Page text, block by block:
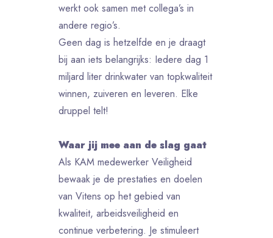
werkt ook samen met collega’s in
andere regio’s.
Geen dag is hetzelfde en je draagt
bij aan iets belangrijks: Iedere dag 1
miljard liter drinkwater van topkwaliteit
winnen, zuiveren en leveren. Elke
druppel telt!
Waar jij mee aan de slag gaat
Als KAM medewerker Veiligheid
bewaak je de prestaties en doelen
van Vitens op het gebied van
kwaliteit, arbeidsveiligheid en
continue verbetering. Je stimuleert